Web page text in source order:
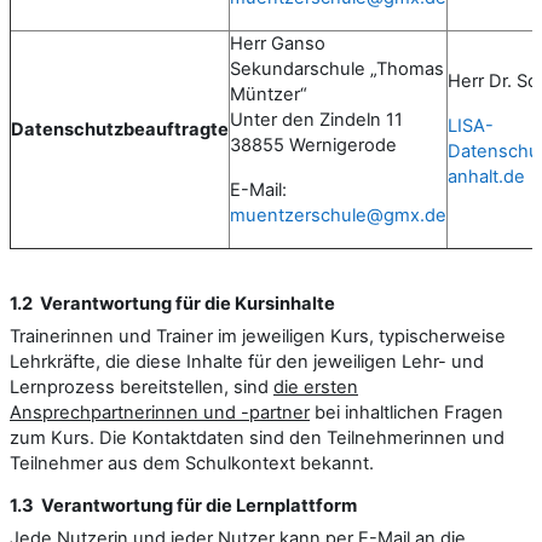
Datenschutzbeauftragte
Herr Ganso
Sekundarschule „Thomas
Müntzer“
Unter den Zindeln 11
38855 Wernigerode
E-Mail:
muentzerschule@gmx.de
Herr Dr.
LISA-
anhalt.de
1.2 Verantwortung für die Kursinhalte
Trainerinnen und Trainer im jeweiligen Kurs, typischerweise
Lehrkräfte, die diese Inhalte für den jeweiligen Lehr- und
Lernprozess bereitstellen, sind die ersten
Ansprechpartnerinnen und -partnerbei inhaltlichen Fragen
zum Kurs. Die Kontaktdaten sind den Teilnehmerinnen und
Teilnehmer aus dem Schulkontext bekannt.
1.3 Verantwortung für die Lernplattform